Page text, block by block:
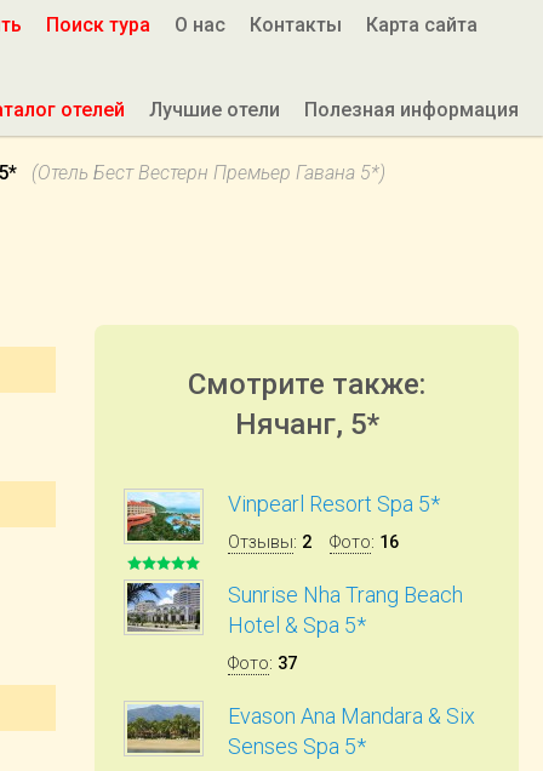
Поиск тура О нас Контакты Карта сайта
отелей Лучшие отели Полезная информация
(Отель Бест Вестерн Премьер Гавана 5*)
Смотрите также:
Нячанг, 5*
Vinpearl Resort Spa 5*
Отзывы: 2 Фото: 16
Sunrise Nha Trang Beach
Hotel & Spa 5*
Фото: 37
Evason Ana Mandara & Six
Senses Spa 5*